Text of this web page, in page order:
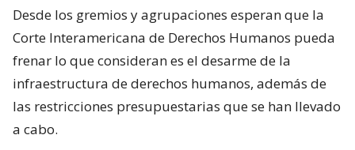
Desde los gremios y agrupaciones esperan que la
Corte Interamericana de Derechos Humanos pueda
frenar lo que consideran es el desarme de la
infraestructura de derechos humanos, además de
las restricciones presupuestarias que se han llevado
a cabo.